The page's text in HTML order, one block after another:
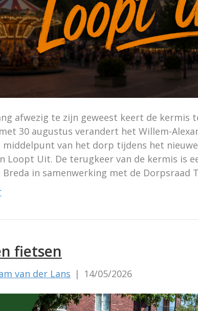
afwezig te zijn geweest keert de kermis
30 augustus verandert het Willem-
middelpunt van het dorp tijdens het
Loopt Uit. De terugkeer van de kermis is
Breda in samenwerking met de Dorpsraad
fietsen
van der Lans | 14/05/2026